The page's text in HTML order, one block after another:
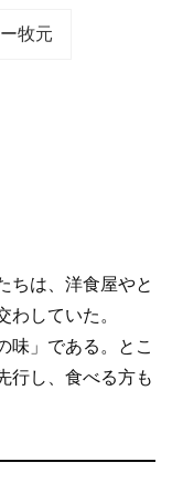
牧元
ちは、洋食屋やと
わしていた。
味」である。とこ
行し、食べる方も